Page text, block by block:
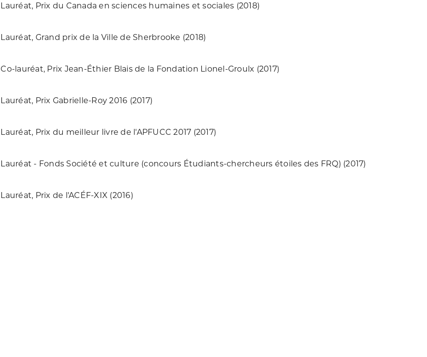
Lauréat, Prix du Canada en sciences humaines et sociales (2018)
Lauréat, Grand prix de la Ville de Sherbrooke (2018)
Co-lauréat, Prix Jean-Éthier Blais de la Fondation Lionel-Groulx (2017)
Lauréat, Prix Gabrielle-Roy 2016 (2017)
Lauréat, Prix du meilleur livre de l'APFUCC 2017 (2017)
Lauréat - Fonds Société et culture (concours Étudiants-chercheurs étoiles des FRQ) (2017)
Lauréat, Prix de l'ACÉF-XIX (2016)